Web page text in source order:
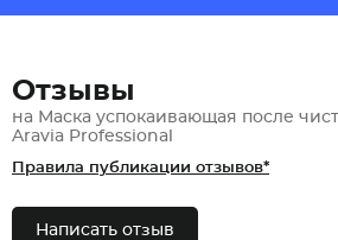
Отзывы
на Маска успокаивающая после
Aravia Professional
Правила публикации отзывов*
Написать отзыв